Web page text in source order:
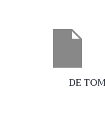
DE